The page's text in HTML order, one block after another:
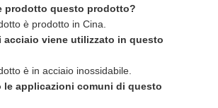
prodotto questo prodotto?
è prodotto in Cina.
acciaio viene utilizzato in questo
è in acciaio inossidabile.
le applicazioni comuni di questo